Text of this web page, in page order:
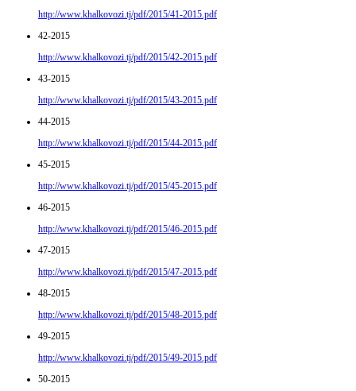
http://www.khalkovozi.tj/pdf/2015/41-2015.pdf
42-2015
http://www.khalkovozi.tj/pdf/2015/42-2015.pdf
43-2015
http://www.khalkovozi.tj/pdf/2015/43-2015.pdf
44-2015
http://www.khalkovozi.tj/pdf/2015/44-2015.pdf
45-2015
http://www.khalkovozi.tj/pdf/2015/45-2015.pdf
46-2015
http://www.khalkovozi.tj/pdf/2015/46-2015.pdf
47-2015
http://www.khalkovozi.tj/pdf/2015/47-2015.pdf
48-2015
http://www.khalkovozi.tj/pdf/2015/48-2015.pdf
49-2015
http://www.khalkovozi.tj/pdf/2015/49-2015.pdf
50-2015